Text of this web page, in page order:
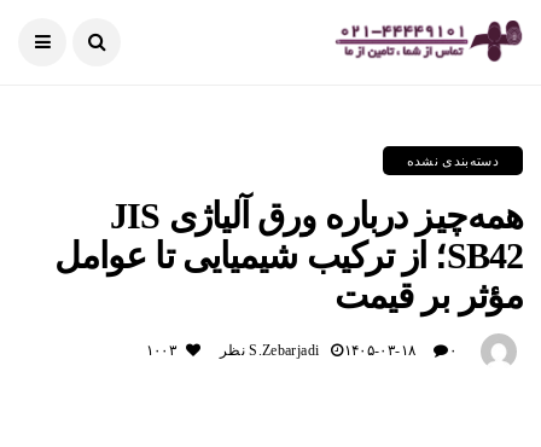
دسته‌بندی نشده
همه‌چیز درباره ورق آلیاژی JIS
SB42؛ از ترکیب شیمیایی تا عوامل
مؤثر بر قیمت
S.zebarjadi ۱۴۰۵-۰۳-۱۸ ۰ نظر